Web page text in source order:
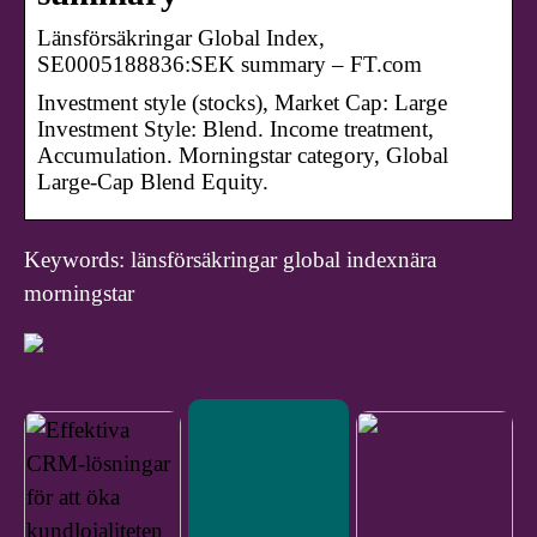
Länsförsäkringar Global Index,
SE0005188836:SEK summary – FT.com
Investment style (stocks), Market Cap: Large
Investment Style: Blend. Income treatment,
Accumulation. Morningstar category, Global
Large-Cap Blend Equity.
Keywords: länsförsäkringar global indexnära
morningstar